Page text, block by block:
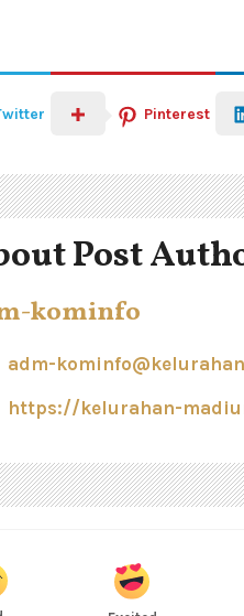
Pinterest
Post
kominfo
adm-
https://kelurahan-